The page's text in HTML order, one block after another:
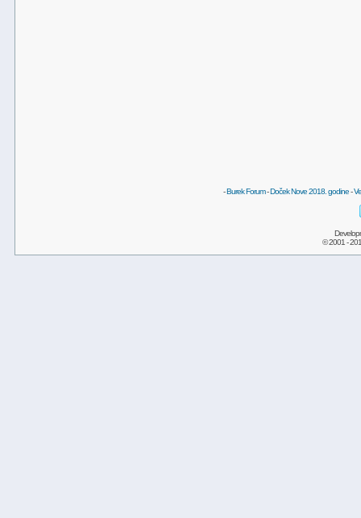
-Burek Forum-Doček Nove 2018. godine-
© 2001 -